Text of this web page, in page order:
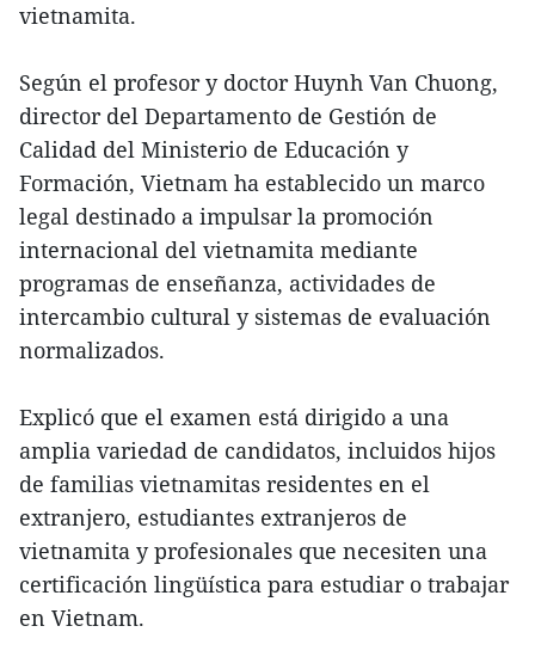
vietnamita.
Según el profesor y doctor Huynh Van Chuong,
director del Departamento de Gestión de
Calidad del Ministerio de Educación y
Formación, Vietnam ha establecido un marco
legal destinado a impulsar la promoción
internacional del vietnamita mediante
programas de enseñanza, actividades de
intercambio cultural y sistemas de evaluación
normalizados.
Explicó que el examen está dirigido a una
amplia variedad de candidatos, incluidos hijos
de familias vietnamitas residentes en el
extranjero, estudiantes extranjeros de
vietnamita y profesionales que necesiten una
certificación lingüística para estudiar o trabajar
en Vietnam.